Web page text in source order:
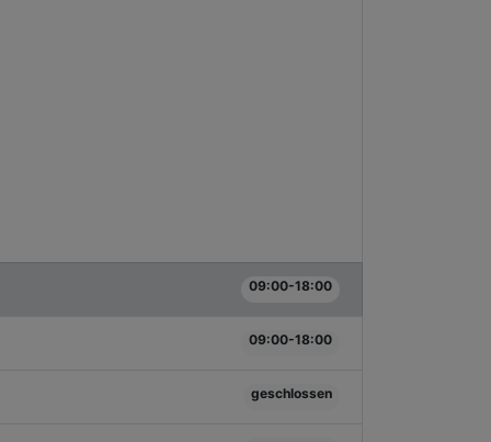
09:00-18:00
09:00-18:00
geschlossen